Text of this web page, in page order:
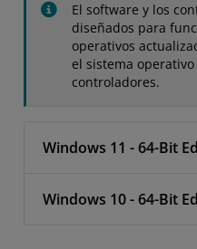
El software y los
diseñados para
operativos
el sistema
controladores.
Windows 11 - 64-Bit
Windows 10 - 64-Bit